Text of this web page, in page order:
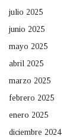
julio 2025
junio 2025
mayo 2025
abril 2025
marzo 2025
febrero 2025
enero 2025
diciembre 2024